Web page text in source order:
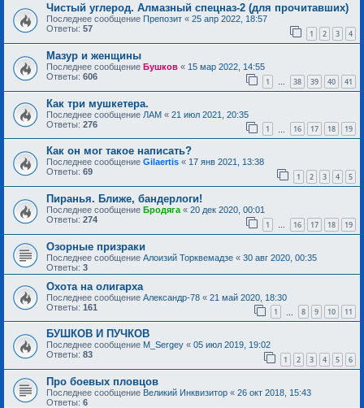
Чистый углерод. Алмазный спецназ-2 (для прочитавших)
Последнее сообщение Препозит « 25 апр 2022, 18:57
Ответы: 57 1 2 3 4
Мазур и женщины
Последнее сообщение Бушков « 15 мар 2022, 14:55
Ответы: 606 1 … 38 39 40 41
Как три мушкетера.
Последнее сообщение ЛАМ « 21 июл 2021, 20:35
Ответы: 276 1 16 17 18 19
Как он мог такое написать?
Последнее сообщение Gilaertis « 17 янв 2021, 13:38
Ответы: 69 1 2 3 4 5
Пиранья. Ближе, бандерлоги!
Последнее сообщение Бродяга « 20 дек 2020, 00:01
Ответы: 274 1 … 16 17 18 19
Озорные призраки
Последнее сообщение Алоизий Торквемадзе « 30 авг 2020, 00:35
Ответы: 3
Охота на олигарха
Последнее сообщение Александр-78 « 21 май 2020, 18:30
Ответы: 161 1 8 9 10 11
БУШКОВ И ПУЧКОВ
Последнее сообщение M_Sergey « 05 июл 2019, 19:02
Ответы: 83 1 2 3 4 5 6
Про боевых пловцов
Последнее сообщение Великий Инквизитор « 26 окт 2018, 15:43
Ответы: 6